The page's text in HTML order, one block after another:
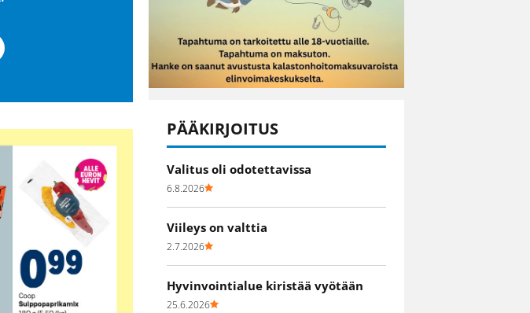
PÄÄKIRJOITUS
Valitus oli odotettavissa
6.8.2026
Viileys on valttia
2.7.2026
Hyvinvointialue kiristää vyötään
25.6.2026